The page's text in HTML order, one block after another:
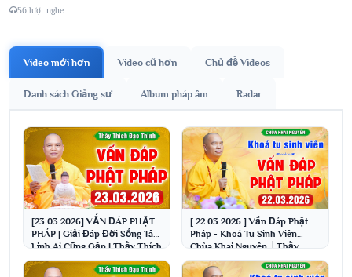
56 lượt nghe
Video mới hơn Video cũ hơn Chủ đề Videos
Danh sách Giảng sư Album pháp âm Radar
[23.03.2026] VẤN ĐÁP PHẬT
PHÁP | Giải Đáp Đời Sống Tâm
Linh Ai Cũng Gặp | Thầy Thích
Đạo Thịnh
[ 22.03.2026 ] Vấn Đáp Phật
Pháp - Khoá Tu Sinh Viên
Chùa Khai Nguyên │Thầy
Thích Đạo Thịnh